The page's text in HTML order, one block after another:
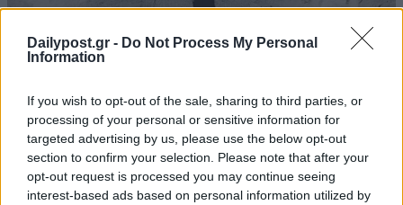
Dailypost.gr - Do Not Process My Personal
Information
If you wish to opt-out of the sale, sharing to third parties, or
processing of your personal or sensitive information for
targeted advertising by us, please use the below opt-out
section to confirm your selection. Please note that after your
opt-out request is processed you may continue seeing
interest-based ads based on personal information utilized by